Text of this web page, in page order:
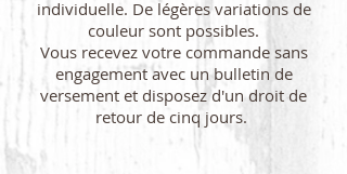
individuelle. De légères variations de
couleur sont possibles.
Vous recevez votre commande sans
engagement avec un bulletin de
versement et disposez d'un droit de
retour de cinq jours.